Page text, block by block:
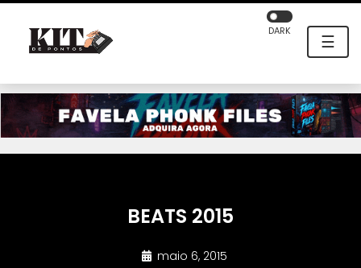
☰
DARK
BEATS 2015
maio 6, 2015